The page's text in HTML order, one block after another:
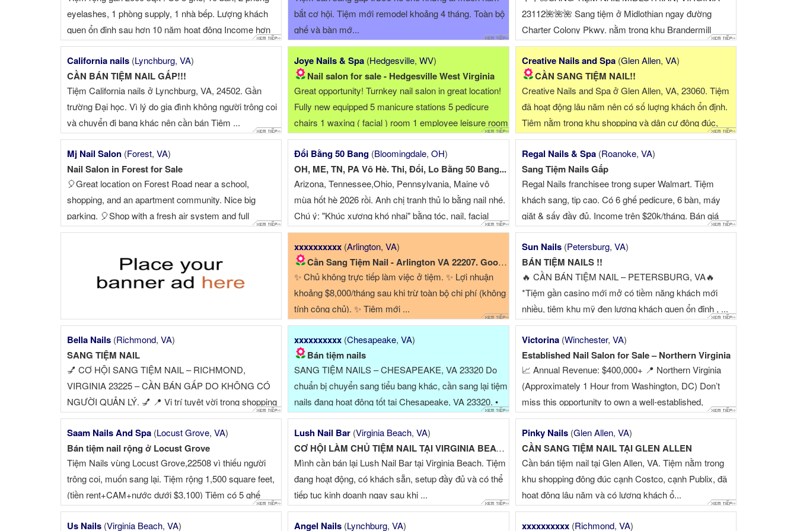
eyelashes, 1 phòng supply, 1 nhà bếp. Lượng khách
quen ổn định sau hơn 10 năm hoạt động Income hơn
nửa ...
bắt cơ hội. Tiệm mới remodel khoảng 4 tháng. Toàn bộ
ghế và bàn mớ...
23112🌺🌺🌺 Sang tiệm ở Midlothian ngay đường
Charter Colony Pkwy. nằm trong khu Brandermill
Shopping Center gần bệnh viện St. Francis và route
288. Tiệm cần sang với diệ...
California nails (Lynchburg, VA)
CẦN BÁN TIỆM NAIL GẤP!!!
Tiệm California nails ở Lynchburg, VA, 24502. Gần
trường Đại học. Vì lý do gia đình không người trông coi
và chuyển đi bang khác nên cần bán Tiệm ...
Joye Nails & Spa (Hedgesville,WV)
Nail salon for sale - Hedgesville West Virginia
Great opportunity! Turnkey nail salon in great location!
Fully new equipped 5 manicure stations 5 pedicure
chairs 1 waxing ( facial ) room 1 employee leisure room
1 customer restroom 1 employee restroom 1500
square feet ( rent $1400/month) Everything is ready for
you to start your own business Feel ...
Creative Nails and Spa (Glen Allen, VA)
CẦN SANG TIỆM NAIL!!
Creative Nails and Spa ở Glen Allen, VA, 23060. Tiệm
đã hoạt động lâu năm nên có số luợng khách ổn định.
Tiệm nằm trong khu shopping và dân cư đông đúc,
khá...
Mj Nail Salon (Forest, VA)
Nail Salon in Forest for Sale
🎈Great location on Forest Road near a school,
shopping, and an apartment community. Nice big
parking. 🎈Shop with a fresh air system and full
supplies. High-end decoration, no repair needed. 🎈
easy to build ...
Đổi Bằng 50 Bang (Bloomingdale,OH)
OH, ME, TN, PA Vô Hè. Thi, Đổi, Lo Bằng 50 Bang...
Arizona, Tennessee,Ohio, Pennsylvania, Maine vô
mùa hốt hè 2026 rồi. Anh chị tranh thủ lo bằng nail nhé.
Chú ý: "Khúc xương khó nhai" bằng tóc, nail, facial
wax, Tennessee, Ohio, Pennsylvania, Maine, ...
Regal Nails & Spa (Roanoke, VA)
Sang Tiệm Nails Gấp
Regal Nails franchisee trong super Walmart. Tiệm
khách sang, tip cao. Có 6 ghế pedicure, 6 bàn, máy
giặt & sấy đầy đủ. Income trên $20k/tháng. Bán giá
$70k Nếu ai có nhã ý ...
xxxxxxxxxx (Arlington,VA)
Cần Sang Tiệm Nail - Arlington VA 22207. Good location!
✨ Chủ không trực tiếp làm việc ở tiệm. ✨ Lợi nhuận
khoảng $8,000/tháng sau khi trừ toàn bộ chi phí (không
tính công chủ). ✨ Tiệm mới ...
Sun Nails (Petersburg, VA)
BÁN TIỆM NAILS !!
🔥 CẦN BÁN TIỆM NAIL – PETERSBURG, VA🔥
*Tiệm gần casino mới mở có tiềm năng khách mới
nhiều, tiệm khu mỹ đen lượng khách quen ổn định , ...
Bella Nails (Richmond, VA)
SANG TIỆM NAIL
💅 CƠ HỘI SANG TIỆM NAIL – RICHMOND,
VIRGINIA 23225 – CẦN BÁN GẤP DO KHÔNG CÓ
NGƯỜI QUẢN LÝ. 💅 📍 Vị trí tuyệt vời trong shopping
center lớn, gần Publix & Target khu ...
xxxxxxxxxx (Chesapeake,VA)
Bán tiệm nails
SANG TIỆM NAILS – CHESAPEAKE, VA 23320 Do
chuẩn bị chuyển sang tiểu bang khác, cần sang lại tiệm
nails đang hoạt động tốt tại Chesapeake, VA 23320. •
Khu vực đông ...
Victorina (Winchester, VA)
Established Nail Salon for Sale – Northern Virginia
📈 Annual Revenue: $400,000+ 📍 Northern Virginia
(Approximately 1 Hour from Washington, DC) Don’t
miss this opportunity to own a well-established,
profitable nail salon with a loyal customer base. After
more than 11 successful years in business, the owner
is selling due to personal ...
Saam Nails And Spa (Locust Grove, VA)
Bán tiệm nail rộng ở Locust Grove
Tiệm Nails vùng Locust Grove,22508 vì thiếu người
trông coi, muốn sang lại. Tiệm rộng 1,500 square feet,
(tiền rent+CAM+nước dưới $3,100) Tiệm có 5 ghế
Pedicure, 5 bà...
Lush Nail Bar (Virginia Beach,VA)
CƠ HỘI LÀM CHỦ TIỆM NAIL TẠI VIRGINIA BEACH
Mình cần bán lại Lush Nail Bar tại Virginia Beach. Tiệm
đang hoạt động, có khách sẵn, setup đầy đủ và có thể
tiếp tục kinh doanh ngay sau khi ...
Pinky Nails (Glen Allen, VA)
CẦN SANG TIỆM NAIL TẠI GLEN ALLEN
Cần bán tiệm nail tại Glen Allen, VA. Tiệm nằm trong
khu shopping đông đúc cạnh Costco, cạnh Publix, đã
hoạt động lâu năm và có lượng khách ổ...
Us Nails (Virginia Beach, VA) Angel Nails (Lynchburg,VA) xxxxxxxxxx (Richmond, VA)